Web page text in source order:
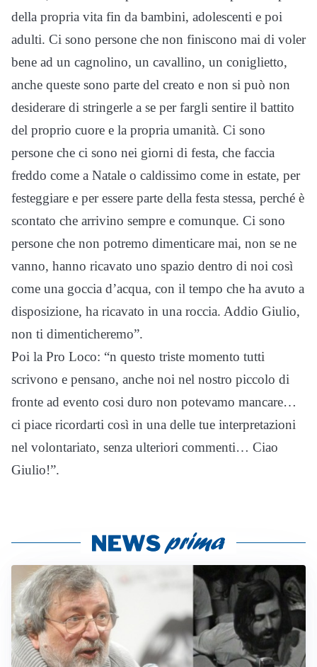
della propria vita fin da bambini, adolescenti e poi
adulti. Ci sono persone che non finiscono mai di voler
bene ad un cagnolino, un cavallino, un coniglietto,
anche queste sono parte del creato e non si può non
desiderare di stringerle a se per fargli sentire il battito
del proprio cuore e la propria umanità. Ci sono
persone che ci sono nei giorni di festa, che faccia
freddo come a Natale o caldissimo come in estate, per
festeggiare e per essere parte della festa stessa, perché è
scontato che arrivino sempre e comunque. Ci sono
persone che non potremo dimenticare mai, non se ne
vanno, hanno ricavato uno spazio dentro di noi così
come una goccia d’acqua, con il tempo che ha avuto a
disposizione, ha ricavato in una roccia. Addio Giulio,
non ti dimenticheremo”.
Poi la Pro Loco: “n questo triste momento tutti
scrivono e pensano, anche noi nel nostro piccolo di
fronte ad evento cosi duro non potevamo mancare…
ci piace ricordarti così in una delle tue interpretazioni
nel volontariato, senza ulteriori commenti… Ciao
Giulio!”.